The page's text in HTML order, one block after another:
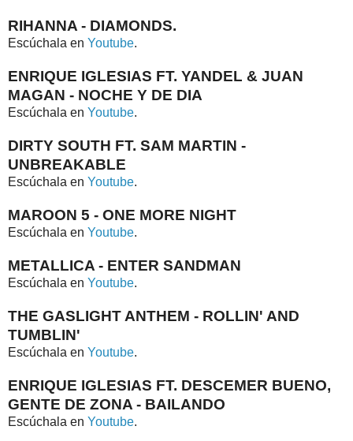
RIHANNA - DIAMONDS.
Escúchala en Youtube.
ENRIQUE IGLESIAS FT. YANDEL & JUAN
MAGAN - NOCHE Y DE DIA
Escúchala en Youtube.
DIRTY SOUTH FT. SAM MARTIN -
UNBREAKABLE
Escúchala en Youtube.
MAROON 5 - ONE MORE NIGHT
Escúchala en Youtube.
METALLICA - ENTER SANDMAN
Escúchala en Youtube.
THE GASLIGHT ANTHEM - ROLLIN' AND
TUMBLIN'
Escúchala en Youtube.
ENRIQUE IGLESIAS FT. DESCEMER BUENO,
GENTE DE ZONA - BAILANDO
Escúchala en Youtube.